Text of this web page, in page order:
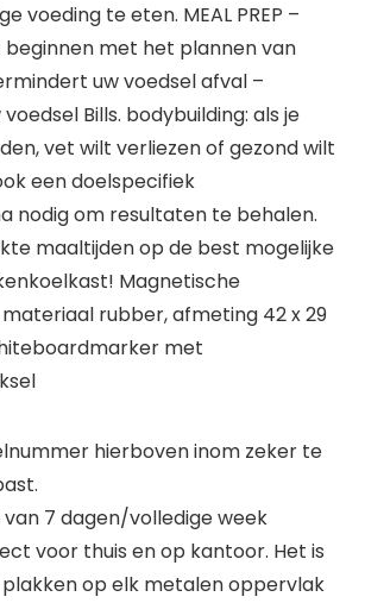
voeding te eten. MEAL PREP –
beginnen met het plannen van
uw voedsel afval –
Bills. bodybuilding: als je
vet wilt verliezen of gezond wilt
een doelspecifiek
nodig om resultaten te behalen.
maaltijden op de best mogelijke
Magnetische
rubber, afmeting 42 x 29
met
hierboven inom zeker te
7 dagen/volledige week
voor thuis en op kantoor. Het is
op elk metalen oppervlak